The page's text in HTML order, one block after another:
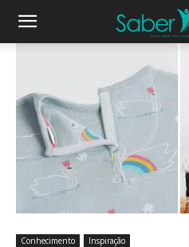
Conhecimento Inspiração